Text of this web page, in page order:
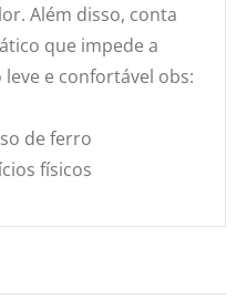
Além disso, conta
que impede a
e confortável obs:
de ferro
físicos